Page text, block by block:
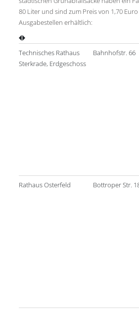
80 Liter und sind zum Preis von 1,70
Ausgabestellen erhältlich:
Technisches Rathaus
Sterkrade, Erdgeschoss
Bahnhofstr. 66
Rathaus Osterfeld Bottroper Str.